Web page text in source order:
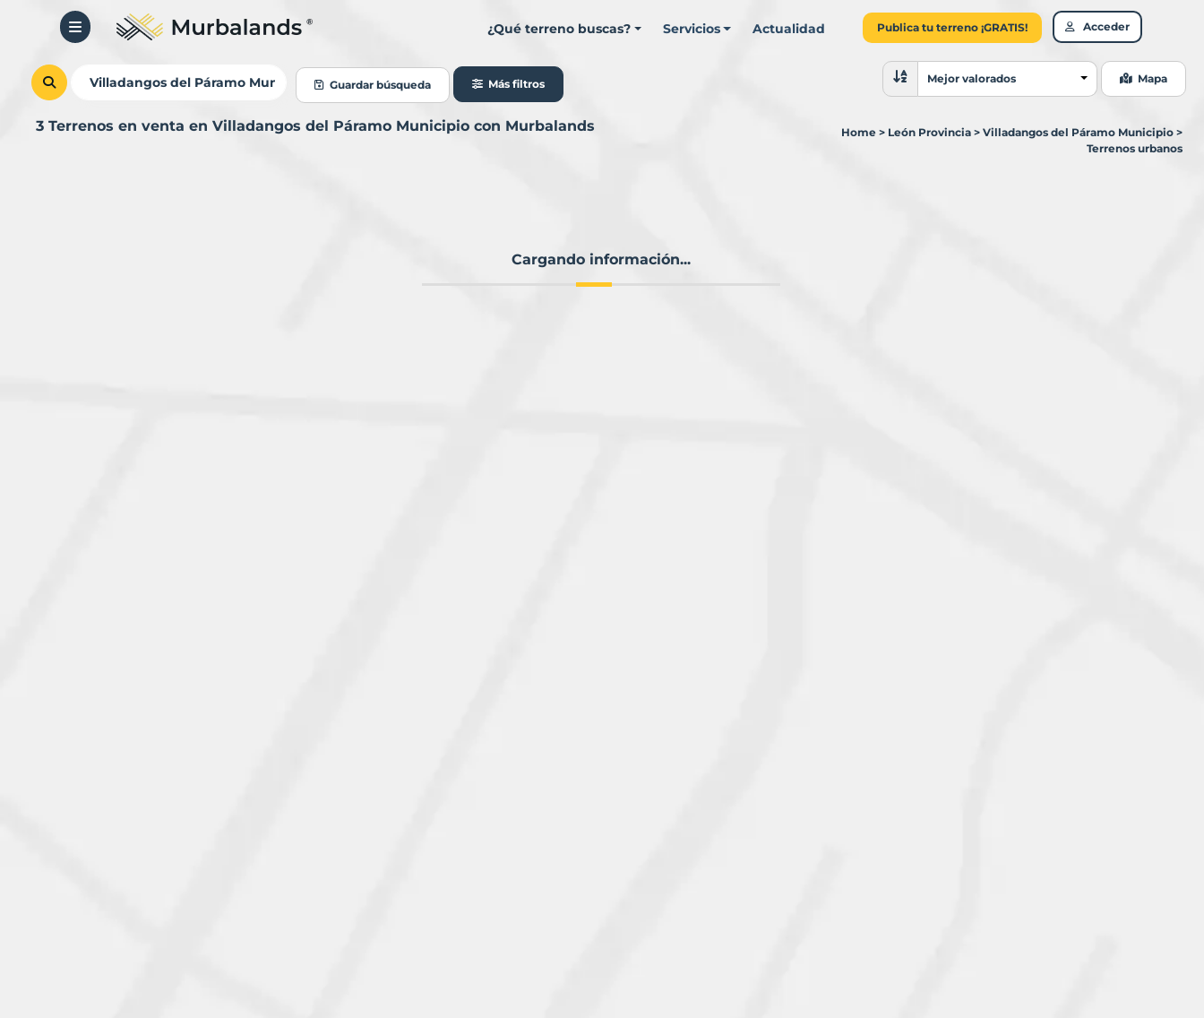
¿Qué terreno buscas? Servicios Actualidad Publica tu terreno ¡GRATIS! Acceder
Guardar búsqueda Más filtros
Ordenar resultados
Mejor valorados Mapa
3 Terrenos en venta en Villadangos del Páramo Municipio con Murbalands Home > León Provincia > Villadangos del Páramo Municipio >
Terrenos urbanos
Cargando información...